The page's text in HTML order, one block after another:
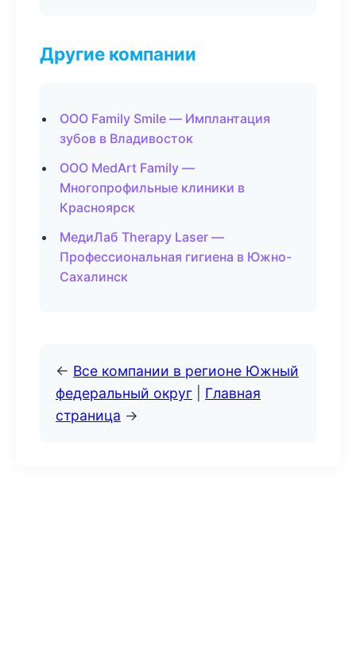
Другие компании
ООО Family Smile — Имплантация
зубов в Владивосток
ООО MedArt Family —
Многопрофильные клиники в
Красноярск
МедиЛаб Therapy Laser —
Профессиональная гигиена в Южно-
Сахалинск
← Все компании в регионе Южный
федеральный округ
Главная
страница →